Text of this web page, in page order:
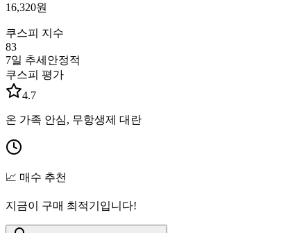
16,320원
쿠스피 지수
83
7일 추세 안정적
쿠스피 평가
4.7
온 가족 안심, 무항생제 대란
📈 매수 추천
지금이 구매 최적기입니다!